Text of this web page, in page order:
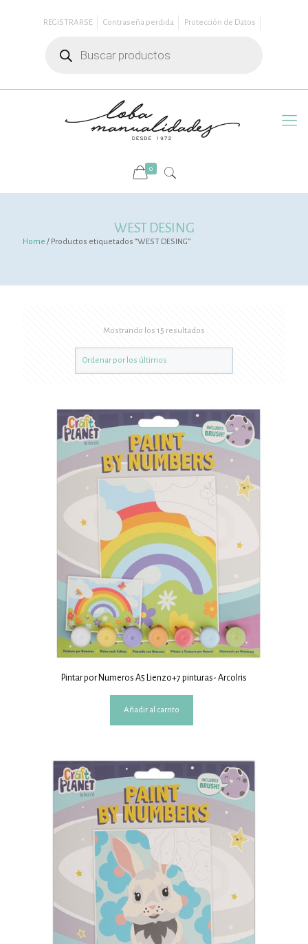
REGISTRARSE Contraseña perdida
Protección de Datos
productos
0
WEST DESING
Home / Productos etiquetados “WEST DESING”
Mostrando los 15 resultados
Pintar por Numeros A5 Lienzo+7 pinturas- ArcoIris
Añadir al carrito